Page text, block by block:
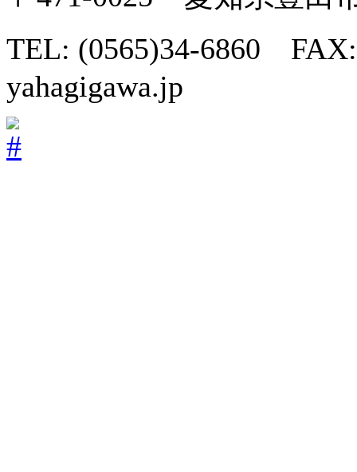
TEL: (0565)34-6860
yahagigawa.jp